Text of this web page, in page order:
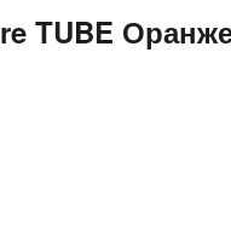
TUBE